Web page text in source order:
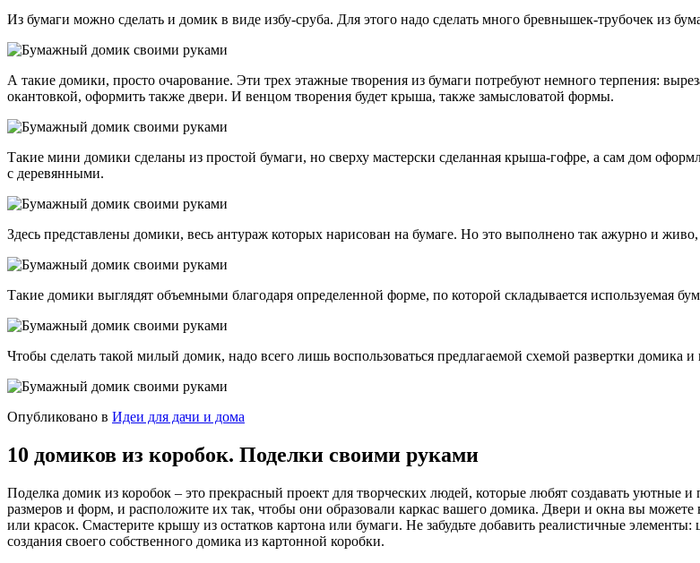
Из бумаги можно сделать и домик в виде избу-сруба. Для этого надо сделать много бревнышек-трубочек из
А такие домики, просто очарование. Эти трех этажные творения из бумаги потребуют немного терпения:
окантовкой, оформить также двери. И венцом творения будет крыша, также замысловатой формы.
Такие мини домики сделаны из простой бумаги, но сверху мастерски сделанная крыша-гофре, а сам дом
с деревянными.
Здесь представлены домики, весь антураж которых нарисован на бумаге. Но это выполнено так ажурно и живо,
Такие домики выглядят объемными благодаря определенной форме, по которой складывается используемая
Чтобы сделать такой милый домик, надо всего лишь воспользоваться предлагаемой схемой развертки домика
Опубликовано в Идеи для дачи и дома
10 домиков из коробок. Поделки своими руками
Поделка домик из коробок – это прекрасный проект для творческих людей, которые любят создавать уютные
размеров и форм, и расположите их так, чтобы они образовали каркас вашего домика. Двери и окна вы
или красок. Смастерите крышу из остатков картона или бумаги. Не забудьте добавить реалистичные
создания своего собственного домика из картонной коробки.